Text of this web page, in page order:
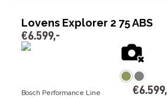
Lovens Explorer 2 75 ABS
€6.599,-
Bosch Performance Line
€6.599,